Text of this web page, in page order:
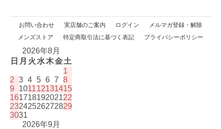
お問い合わせ 実店舗のご案内 ログイン
メルマガ登録・解除
メンズストア
特定商取引法に基づく表記 プライバシーポリシー
2026年8月
日 月 火 水木金土
1
2 3 4 5 6 7 8
9
101112131415
16171819202122
23242526272829
3031
2026年9月